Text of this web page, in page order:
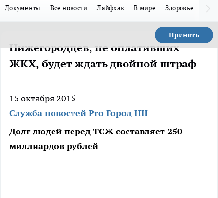
Документы Все новости Лайфхак В мире Здоровье
Принять
Нижегородцев, не оплативших
ЖКХ, будет ждать двойной штраф
15 октября 2015
Служба новостей Pro Город НН
Долг людей перед ТСЖ составляет 250
миллиардов рублей